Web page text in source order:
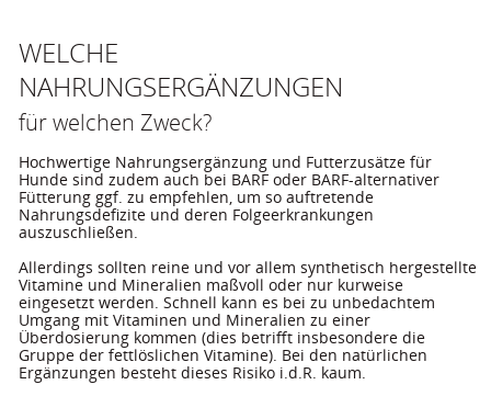
WELCHE
NAHRUNGSERGÄNZUNGEN
für welchen Zweck?
Hochwertige Nahrungsergänzung und Futterzusätze für
Hunde sind zudem auch bei BARF oder BARF-alternativer
Fütterung ggf. zu empfehlen, um so auftretende
Nahrungsdefizite und deren Folgeerkrankungen
auszuschließen.
Allerdings sollten reine und vor allem synthetisch hergestellte
Vitamine und Mineralien maßvoll oder nur kurweise
eingesetzt werden. Schnell kann es bei zu unbedachtem
Umgang mit Vitaminen und Mineralien zu einer
Überdosierung kommen (dies betrifft insbesondere die
Gruppe der fettlöslichen Vitamine). Bei den natürlichen
Ergänzungen besteht dieses Risiko i.d.R. kaum.